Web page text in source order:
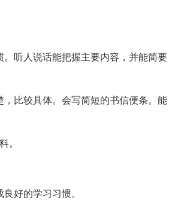
听人说话能把握主要内容，并能简要
比较具体。会写简短的书信便条。能
。
好的学习习惯。